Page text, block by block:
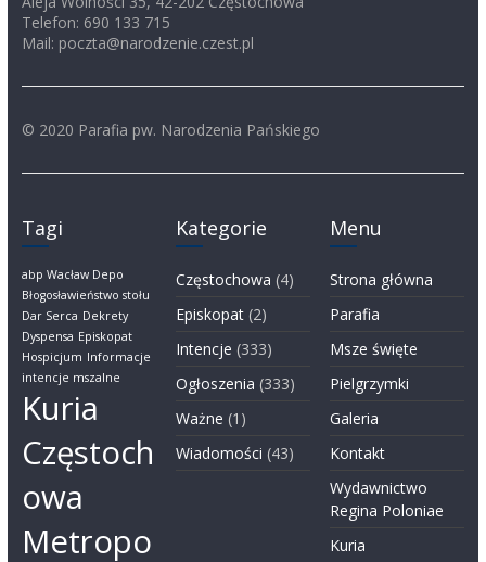
Telefon: 690 133 715
Mail: poczta@narodzenie.czest.pl
© 2020 Parafia pw. Narodzenia Pańskiego
Tagi
abp Wacław Depo
Błogosławieństwo stołu
Dar Serca Dekrety
Dyspensa Episkopat
Hospicjum Informacje
intencje mszalne
Kuria
Częstoch
owa
Metropo
Kategorie
Częstochowa (4)
Episkopat (2)
Intencje (333)
Ogłoszenia (333)
Ważne (1)
Wiadomości (43)
Menu
Strona główna
Parafia
Msze święte
Pielgrzymki
Galeria
Kontakt
Wydawnictwo
Regina Poloniae
Kuria